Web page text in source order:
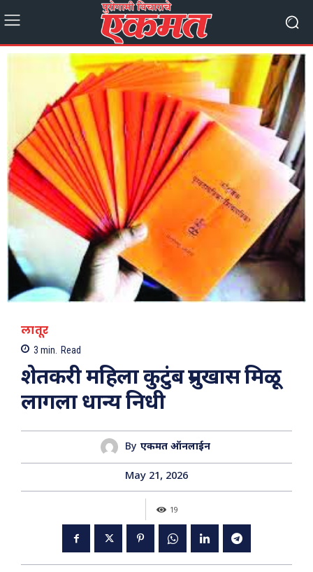
लातूर
3 min. Read
शेतकरी महिला कुटुंब प्रमुखास मिळू
लागला धान्य निधी
By एकमत ऑनलाईन
May 21, 2026
19